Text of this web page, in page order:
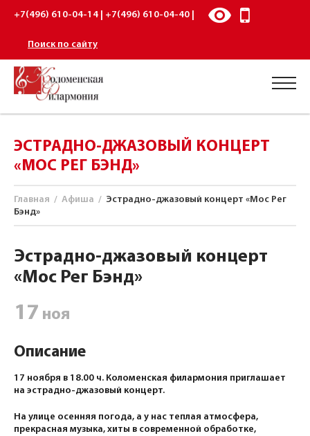
+7(496) 610-04-14 | +7(496) 610-04-40 |
Поиск по сайту
ЭСТРАДНО-ДЖАЗОВЫЙ КОНЦЕРТ
«МОС PEГ БЭНД»
Главная / Афиша / Эстрадно-джазовый концерт «Мос Peг
Бэнд»
Эстрадно-джазовый концерт
«Мос Peг Бэнд»
17 ноя
Описание
17 ноября в 18.00 ч. Коломенская филармония приглашает
на эстрадно-джазовый концерт.
На улице осенняя погода, а у нас теплая атмосфера,
прекрасная музыка, хиты в современной обработке,